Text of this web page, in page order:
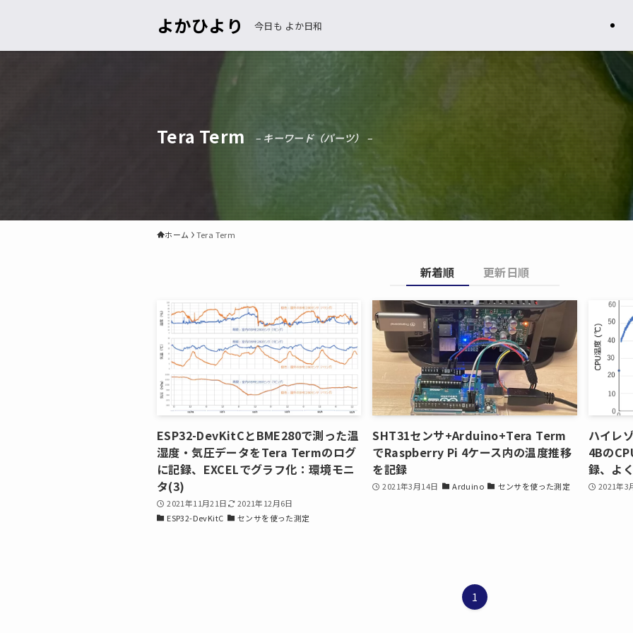
よかひより 今日も よか日和
Tera Term – キーワード（パーツ） –
ホーム Tera Term
新着順 更新日順
ESP32-DevKitCとBME280で測った温
湿度・気圧データをTera Termのログ
に記録、EXCELでグラフ化：環境モニ
タ(3)
2021年11月21日
2021年12月6日
ESP32-DevKitC
センサを使った測定
SHT31センサ+Arduino+Tera Term
でRaspberry Pi 4ケース内の温度推移
を記録
2021年3月14日 Arduino センサを使った測定
ハイレ
4Bの
録、よ
2021年3
1